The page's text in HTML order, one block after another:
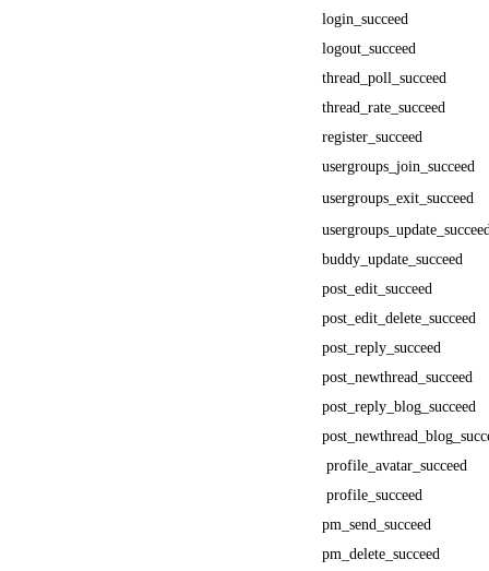
login_succeed
logout_succeed
thread_poll_succeed
thread_rate_succeed
register_succeed
usergroups_join_succeed
usergroups_exit_succeed
buddy_update_succeed
post_edit_succeed
post_edit_delete_succeed
post_reply_succeed
post_newthread_succeed
post_reply_blog_succeed
profile_avatar_succeed
profile_succeed
pm_send_succeed
pm_delete_succeed